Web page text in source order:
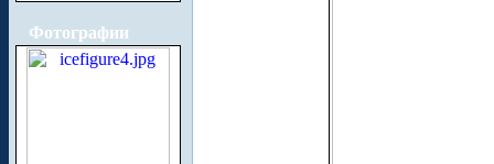
Фотографии